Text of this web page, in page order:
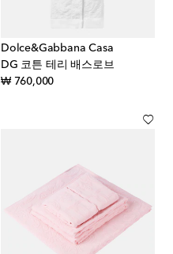
Dolce&Gabbana Casa
DG 코튼 테리 배스로브
₩ 760,000original price